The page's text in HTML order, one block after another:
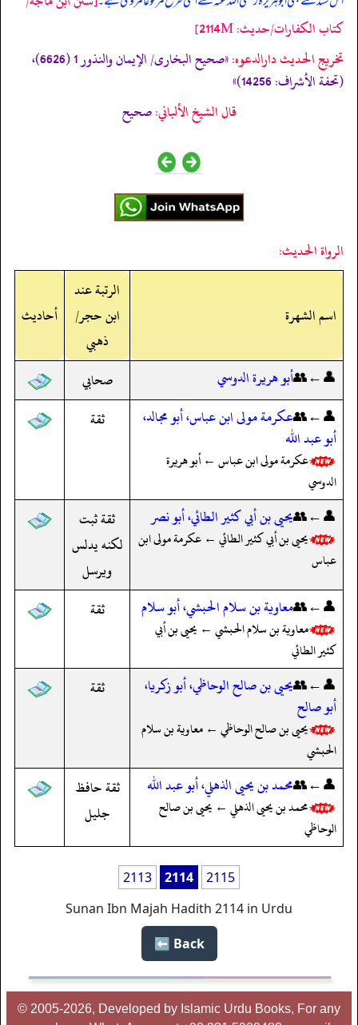
كتاب الكفارات/حدیث: 2114M]
تخریج الحدیث دارالدعوہ:
«صحیح البخاری/ الإیمان والنذور 1 (6626)،
(تحفة الأشراف: 14256)»
قال الشيخ الألباني:صحيح
الرواة الحديث:
اسم الشهرة
الرتبة عند
ابن حجر/
ذهبي
أحاديث
👤←👥أبو هريرة الدوسي
صحابي
👤←👥عكرمة مولى ابن عباس، أبو مجالد،
أبو عبد الله
عكرمة مولى ابن عباس ← أبو هريرة
الدوسي
ثقة
👤←👥يحيى بن أبي كثير الطائي، أبو نصر
يحيى بن أبي كثير الطائي ← عكرمة مولى ابن
عباس
ثقة ثبت
لكنه يدلس
ويرسل
👤←👥معاوية بن سلام الحبشي، أبو سلام
معاوية بن سلام الحبشي ← يحيى بن أبي
كثير الطائي
ثقة
👤←👥يحيى بن صالح الوحاظي، أبو زكريا،
أبو صالح
يحيى بن صالح الوحاظي ← معاوية بن سلام
الحبشي
ثقة
👤←👥محمد بن يحيى الذهلي، أبو عبد الله
محمد بن يحيى الذهلي ← يحيى بن صالح
الوحاظي
ثقة حافظ
جليل
2113 2114
2115
Sunan Ibn Majah Hadith 2114 in Urdu
Back ⬅️
© 2005-2026, Developed by Islamic Urdu Books, For any